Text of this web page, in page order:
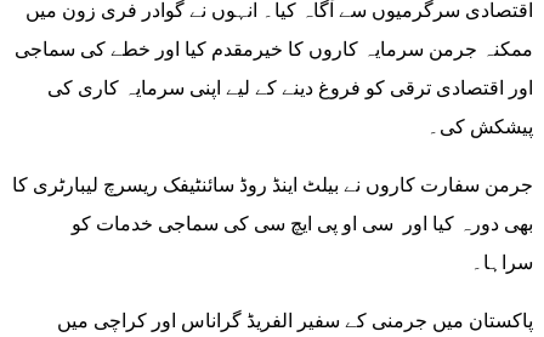
اقتصادی سرگرمیوں سے آگاہ کیا۔ انہوں نے گوادر فری زون میں
ممکنہ جرمن سرمایہ کاروں کا خیرمقدم کیا اور خطے کی سماجی
اور اقتصادی ترقی کو فروغ دینے کے لیے اپنی سرمایہ کاری کی
پیشکش کی۔
جرمن سفارت کاروں نے بیلٹ اینڈ روڈ سائنٹیفک ریسرچ لیبارٹری کا
بھی دورہ کیا اور سی او پی ایچ سی کی سماجی خدمات کو
سراہا۔
پاکستان میں جرمنی کے سفیر الفریڈ گراناس اور کراچی میں